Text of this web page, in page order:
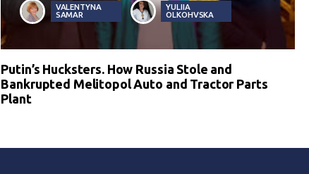
VALENTYNA
SAMAR
YULIIA
OLKOHVSKA
Putin’s Hucksters. How Russia Stole and
Bankrupted Melitopol Auto and Tractor Parts
Plant